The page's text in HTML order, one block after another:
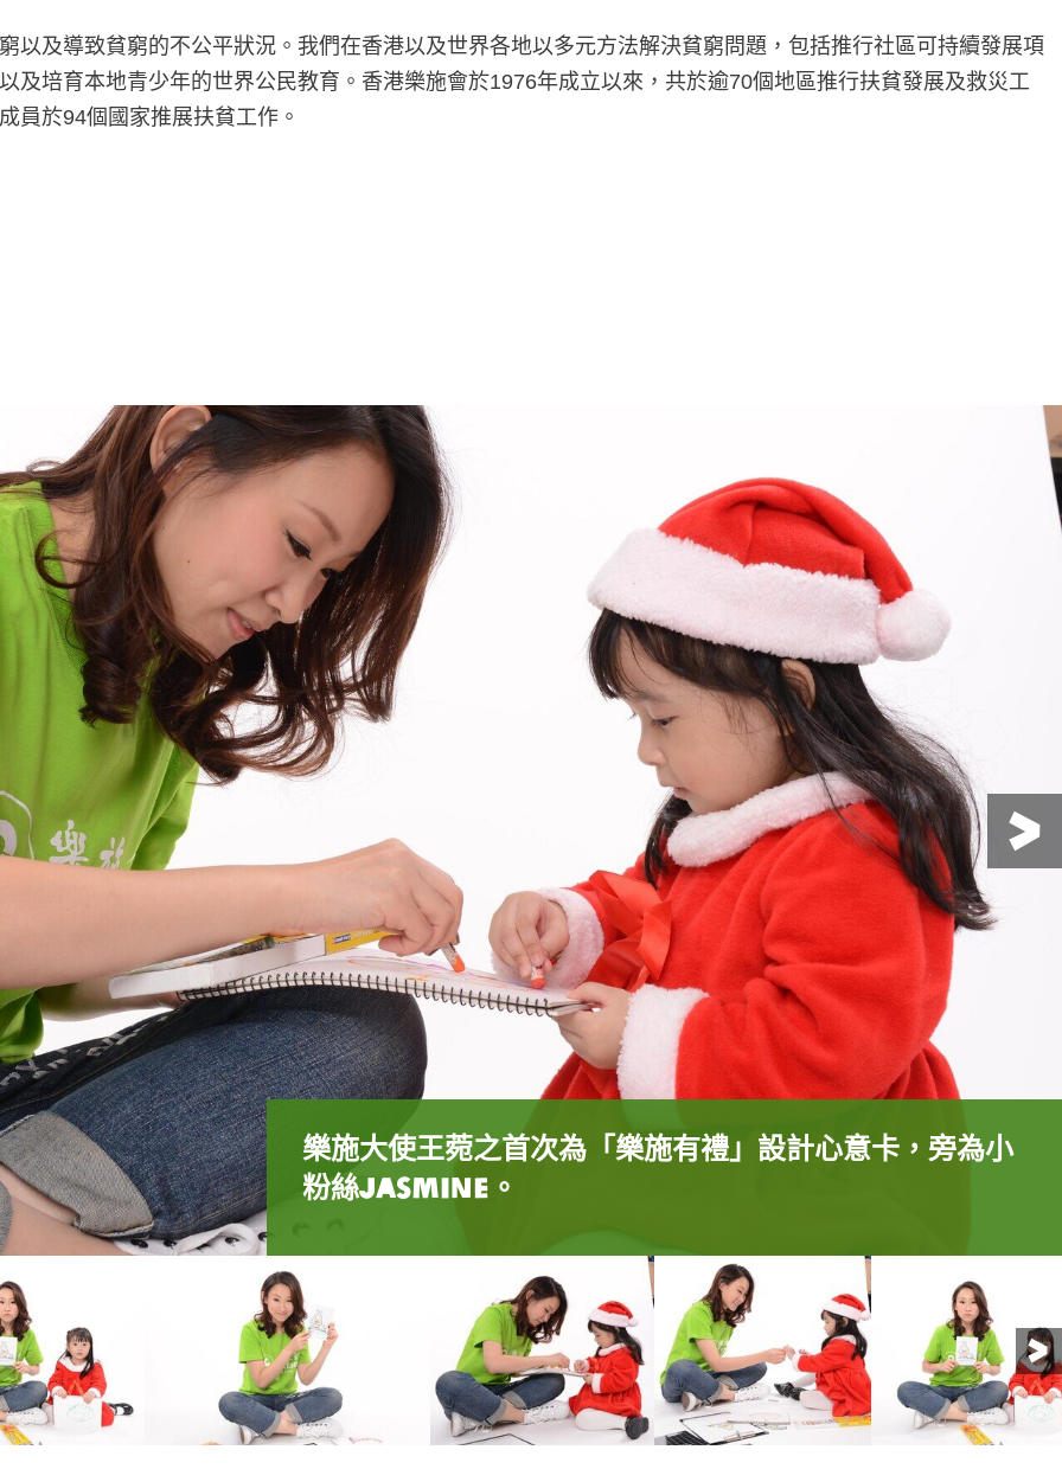
以及導致貧窮的不公平狀況。我們在香港以及世界各地以多元方法解決貧窮問題，包括推行社區可持續發展項
及培育本地青少年的世界公民教育。香港樂施會於1976年成立以來，共於逾70個地區推行扶貧發展及救災工
員於94個國家推展扶貧工作。
樂施大使王菀之首次為「樂施有禮」設計心意卡，旁為小
粉絲Jasmine。
樂施大使王菀之首次為「樂施有禮」設計心意卡，旁為小
粉絲Jasmine。
樂施大使王菀之及小粉絲Jasmine分別各自手持自己的
心意卡及畫作。
樂施大使王菀之形容她心意卡內的主角人物既不是插頭，
也不是豬，而是可愛的河馬。